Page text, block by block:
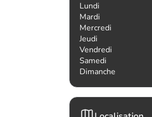
Lundi
Mardi
Mercredi
Jeudi
Vendredi
Samedi
Dimanche